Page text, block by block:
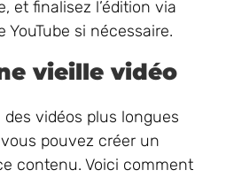
et finalisez l’édition via
YouTube si nécessaire.
vieille vidéo
vidéos plus longues
pouvez créer un
contenu. Voici comment